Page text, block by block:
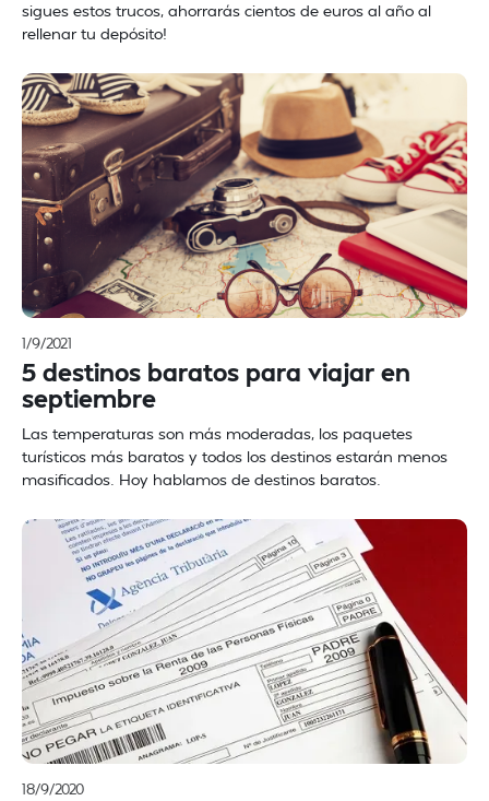
sigues estos trucos, ahorrarás cientos de euros al año al
rellenar tu depósito!
1/9/2021
5 destinos baratos para viajar en
septiembre
Las temperaturas son más moderadas, los paquetes
turísticos más baratos y todos los destinos estarán menos
masificados. Hoy hablamos de destinos baratos.
18/9/2020